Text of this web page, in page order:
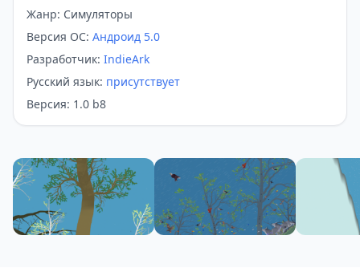
Жанр: Симуляторы
Версия ОС: Андроид 5.0
Разработчик: IndieArk
Русский язык: присутствует
Версия: 1.0 b8